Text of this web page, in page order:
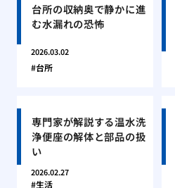
台所の収納奥で静かに進
む水漏れの恐怖
2026.03.02
台所
専門家が解説する温水洗
浄便座の解体と部品の扱
い
2026.02.27
生活